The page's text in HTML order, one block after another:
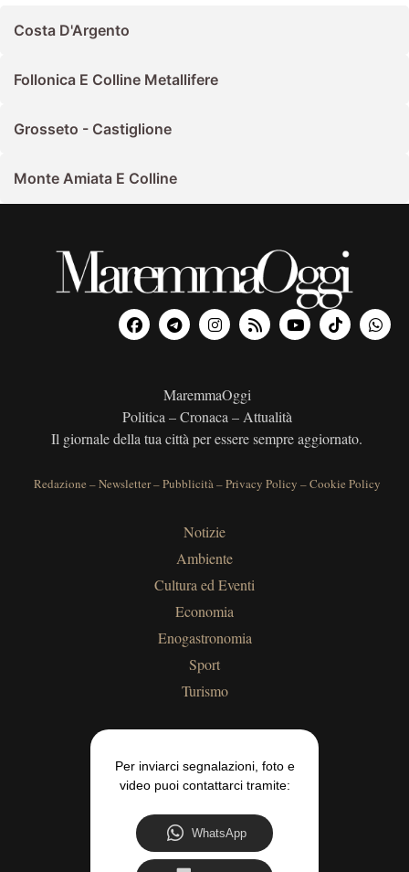
Costa D'Argento
Follonica E Colline Metallifere
Grosseto - Castiglione
Monte Amiata E Colline
MaremmaOggi
Politica – Cronaca – Attualità
Il giornale della tua città per essere sempre aggiornato.
Redazione –Newsletter–Pubblicità–Privacy Policy –Cookie Policy
Notizie
Ambiente
Cultura ed Eventi
Economia
Enogastronomia
Sport
Turismo
Per inviarci segnalazioni, foto e
video puoi contattarci tramite:
WhatsApp